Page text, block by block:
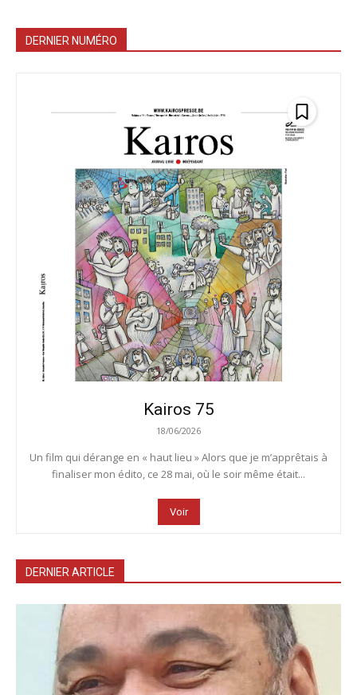
DERNIER NUMÉRO
Kairos 75
18/06/2026
Un film qui dérange en « haut lieu » Alors que je m’apprêtais à
finaliser mon édito, ce 28 mai, où le soir même était...
Voir
DERNIER ARTICLE